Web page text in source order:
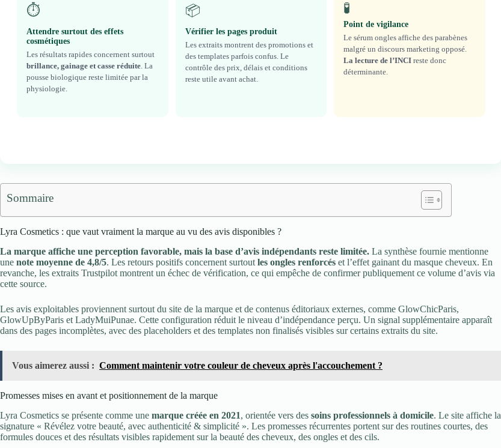
⏱️
Attendre surtout des effets
cosmétiques
Les résultats rapides concernent surtout
brillance, gainage et casse réduite. La
pousse biologique reste limitée par la
physiologie.
📦
Vérifier les pages produit
Les extraits montrent des promotions et
des templates parfois confus. Le
contrôle des prix, délais et conditions
reste utile avant achat.
🧪
Point de vigilance
Le sérum ongles affiche des parabènes
malgré un discours marketing opposé.
La lecture de l’INCI reste donc
déterminante.
Sommaire
Lyra Cosmetics : que vaut vraiment la marque au vu des avis disponibles ?
La marque affiche une perception favorable, mais la base d’avis indépendants reste limitée. La synthèse fournie mentionne
une note moyenne de 4,8/5. Les retours positifs concernent surtout les ongles renforcés et l’effet gainant du masque cheveux. En
revanche, les extraits Trustpilot montrent un échec de vérification, ce qui empêche de confirmer publiquement ce volume d’avis via
cette source.
Les avis exploitables proviennent surtout du site de la marque et de contenus éditoriaux externes, comme GlowChicParis,
GlowUpByParis et LadyMuiPunae. Cette configuration réduit le niveau d’indépendance perçu. Un signal supplémentaire apparaît
dans des pages incomplètes, avec des placeholders et des templates non finalisés visibles sur certains extraits du site.
Vous aimerez aussi : Comment maintenir votre couleur de cheveux après l'accouchement ?
Promesses mises en avant et positionnement de la marque
Lyra Cosmetics se présente comme une marque créée en 2021, orientée vers des soins professionnels à domicile. Le site affiche la
signature « Révélez votre beauté, avec authenticité & simplicité ». Les promesses récurrentes portent sur des routines courtes, des
formules douces et des résultats visibles rapidement sur la beauté des cheveux, des ongles et des cils.